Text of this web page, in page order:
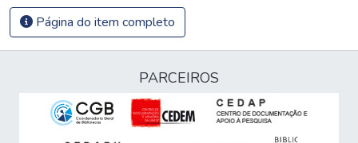
Página do item completo
PARCEIROS